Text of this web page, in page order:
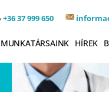
+36 37 999 650
MUNKATÁRSAINK HÍREK